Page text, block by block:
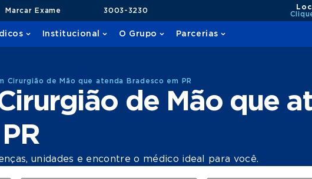
Marcar Exame 3003-3230
Institucional O Grupo Parcerias
Cirurgião de Mão que atenda Bradesco em PR
de Mão que
unidades e encontre o médico ideal para você.